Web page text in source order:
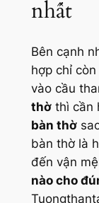
nhất
Bên cạnh
hợp chỉ còn
vào cầu
thờthì cần
bàn thờ
bàn thờ là
đến vận
nào cho